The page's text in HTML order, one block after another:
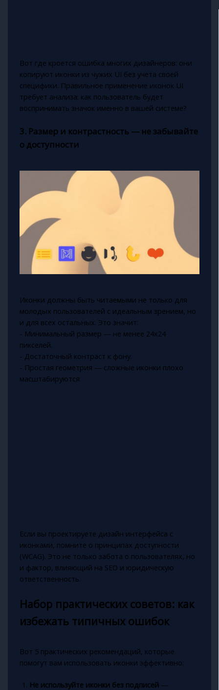
Вот где кроется ошибка многих дизайнеров: они
копируют иконки из чужих UI без учета своей
специфики. Правильное применение иконок UI
требует анализа: как пользователь будет
воспринимать значок именно в вашей системе?
3. Размер и контрастность — не забывайте
о доступности
Иконки должны быть читаемыми не только для
молодых пользователей с идеальным зрением, но
и для всех остальных. Это значит:
- Минимальный размер — не менее 24x24
пикселей.
- Достаточный контраст к фону.
- Простая геометрия — сложные иконки плохо
масштабируются.
Если вы проектируете дизайн интерфейса с
иконками, помните о принципах доступности
(WCAG). Это не только забота о пользователях, но
и фактор, влияющий на SEO и юридическую
ответственность.
Набор практических советов: как
избежать типичных ошибок
Вот 5 практических рекомендаций, которые
помогут вам использовать иконки эффективно:
Не используйте иконки без подписей—